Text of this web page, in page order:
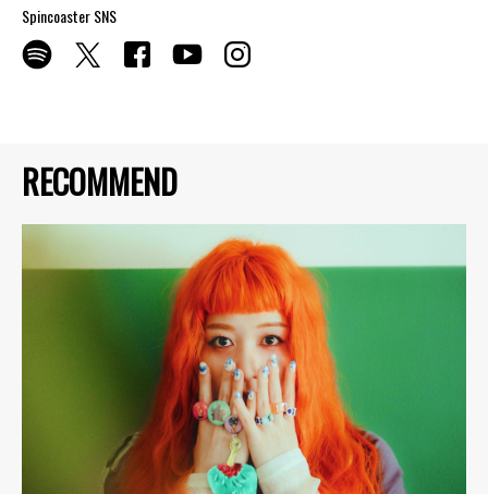
RECOMMEND
Spincoaster SNS